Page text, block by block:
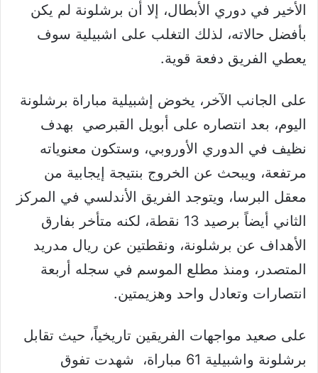
الأخير في دوري الأبطال، إلا أن برشلونة لم يكن
بأفضل حالاته، لذلك التغلب على اشبيلية سوف
يعطي الفريق دفعة قوية.
على الجانب الآخر، يخوض إشبيلية مباراة برشلونة
اليوم، بعد انتصاره على أبويل القبرصي بهدف
نظيف في الدوري الأوروبي، وستكون معنوياته
مرتفعة، ويبحث عن الخروج بنتيجة إيجابية من
معقل البرسا، ويتوجد الفريق الأندلسي في المركز
الثاني أيضاً برصيد 13 نقطة، لكنه متأخر بفارق
الأهداف عن برشلونة، ونقطتين عن ريال مدريد
المتصدر، ومنذ مطلع الموسم في سجله أربعة
انتصارات وتعادل واحد وهزيمتين.
على صعيد مواجهات الفريقين تاريخياً، حيث تقابل
برشلونة واشبيلية 61 مباراة، شهدت تفوق